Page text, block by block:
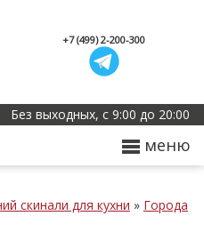
+7 (499) 2-200-300
Без выходных, с 9:00 до 20:00
меню
скинали для кухни » Города